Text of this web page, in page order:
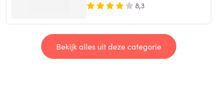
8,3
Bekijk alles uit deze categorie